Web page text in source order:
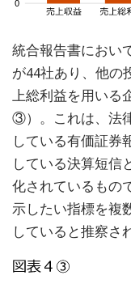
統合報告書におい
が44社あり、他の
上総利益を用いる
③）。これは、法
している有価証券
している決算短信
化されているもの
示したい指標を複
していると推察